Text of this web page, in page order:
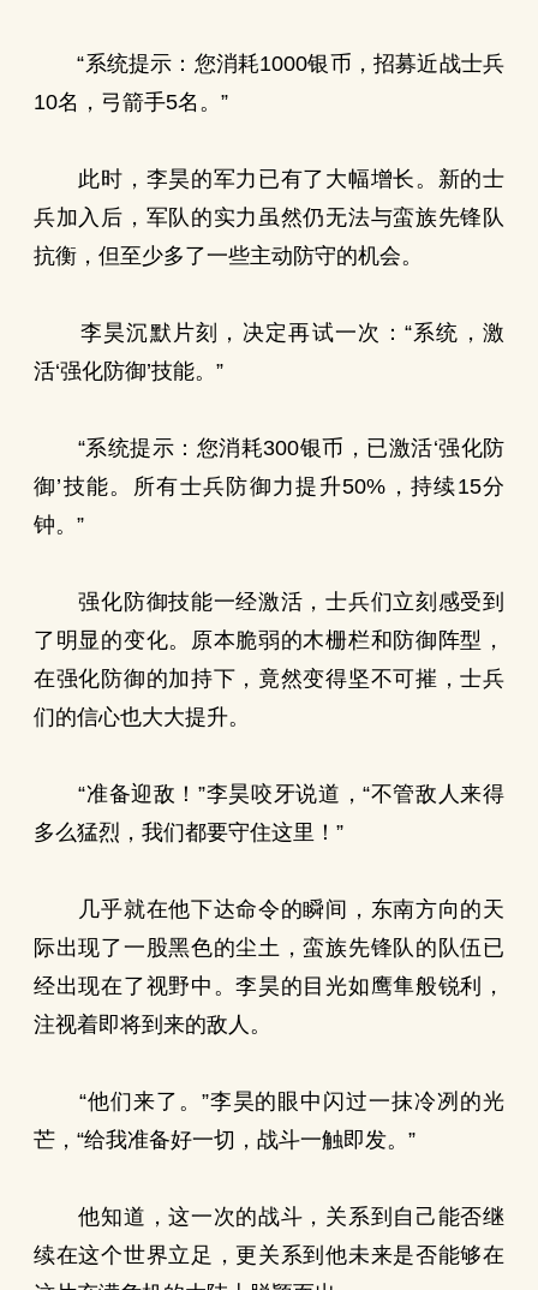
“系统提示：您消耗1000银币，招募近战士兵
10名，弓箭手5名。”
此时，李昊的军力已有了大幅增长。新的士
兵加入后，军队的实力虽然仍无法与蛮族先锋队
抗衡，但至少多了一些主动防守的机会。
李昊沉默片刻，决定再试一次：“系统，激
活‘强化防御’技能。”
“系统提示：您消耗300银币，已激活‘强化防
御’技能。所有士兵防御力提升50%，持续15分
钟。”
强化防御技能一经激活，士兵们立刻感受到
了明显的变化。原本脆弱的木栅栏和防御阵型，
在强化防御的加持下，竟然变得坚不可摧，士兵
们的信心也大大提升。
“准备迎敌！”李昊咬牙说道，“不管敌人来得
多么猛烈，我们都要守住这里！”
几乎就在他下达命令的瞬间，东南方向的天
际出现了一股黑色的尘土，蛮族先锋队的队伍已
经出现在了视野中。李昊的目光如鹰隼般锐利，
注视着即将到来的敌人。
“他们来了。”李昊的眼中闪过一抹冷冽的光
芒，“给我准备好一切，战斗一触即发。”
他知道，这一次的战斗，关系到自己能否继
续在这个世界立足，更关系到他未来是否能够在